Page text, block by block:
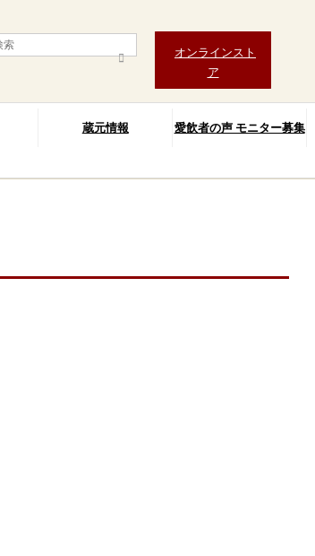
オンラインスト
ア
蔵元情報 愛飲者の声 モニター募集